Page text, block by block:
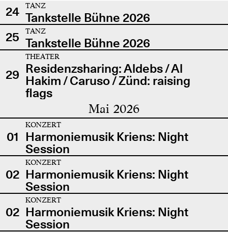
24
TANZ
Tankstelle Bühne 2026
25
TANZ
Tankstelle Bühne 2026
29
THEATER
Residenzsharing: Aldebs / Al
Hakim / Caruso / Zünd: raising
flags
Mai 2026
01
KONZERT
Harmoniemusik Kriens: Night
Session
02
KONZERT
Harmoniemusik Kriens: Night
Session
02
KONZERT
Harmoniemusik Kriens: Night
Session